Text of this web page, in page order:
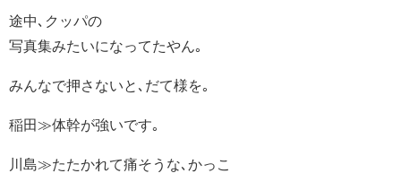
途中､クッパの
写真集みたいになってたやん｡
みんなで押さないと､だて様を｡
稲田≫体幹が強いです｡
川島≫たたかれて痛そうな､かっこ